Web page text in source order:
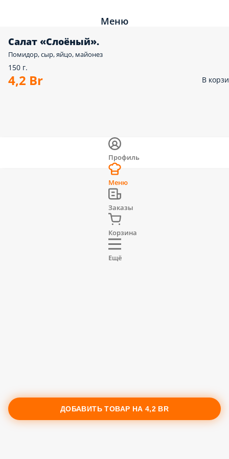
Меню
Салат «Слоёный».
Помидор, сыр, яйцо, майонез
150 г.
4,2 Br В
ДОБАВИТЬ ТОВАР НА 4,2 BR
Профиль
Меню
Заказы
Корзина
Ещё